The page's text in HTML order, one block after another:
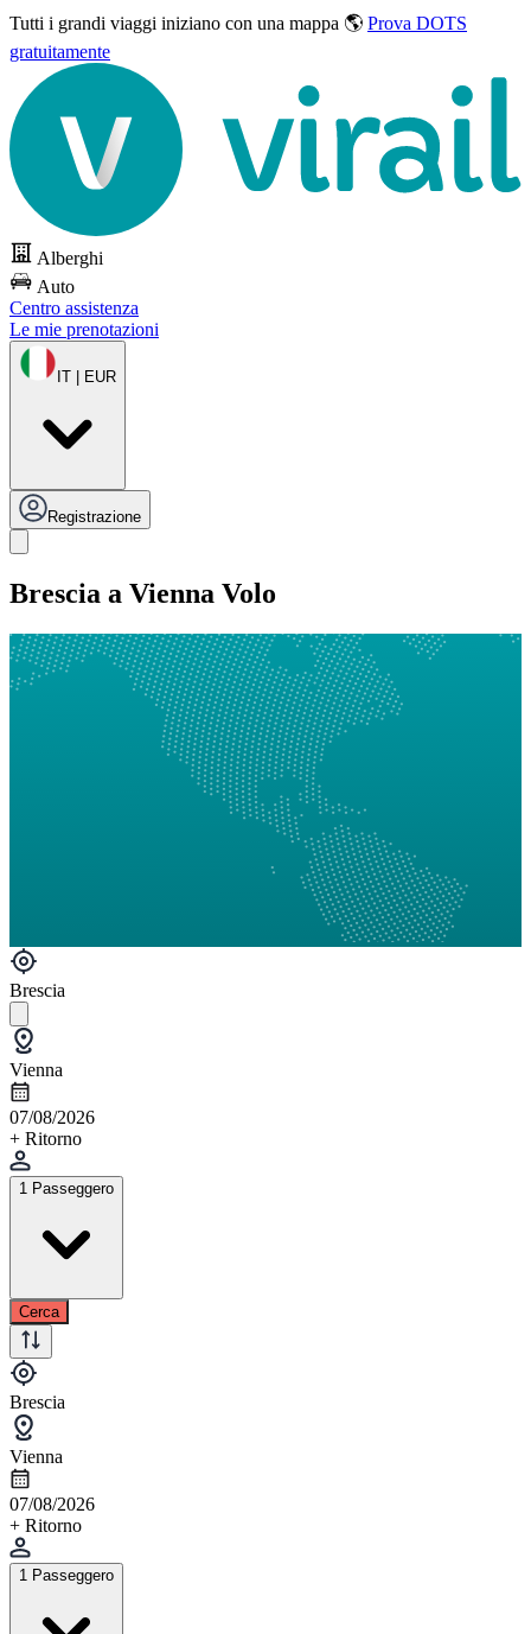
Tutti i grandi viaggi iniziano con una mappa 🌎 Prova DOTS
gratuitamente
Alberghi
Auto
Centro assistenza
Le mie prenotazioni
IT | EUR
Registrazione
Brescia a Vienna Volo
Brescia
Vienna
07/08/2026
+ Ritorno
1 Passeggero
Cerca
Brescia
Vienna
07/08/2026
+ Ritorno
1 Passeggero